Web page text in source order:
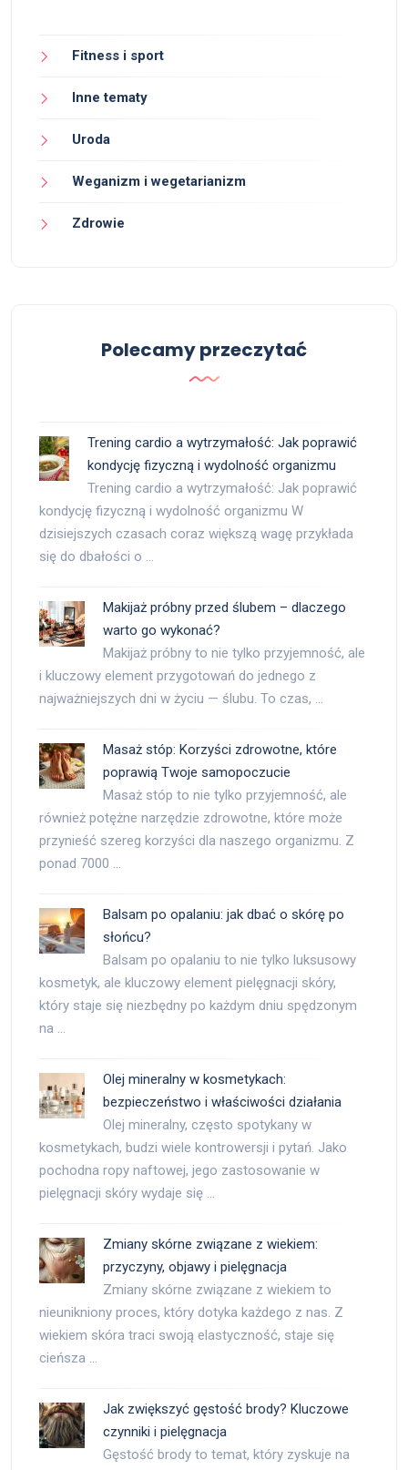
Fitness i sport
Inne tematy
Uroda
Weganizm i wegetarianizm
Zdrowie
Polecamy przeczytać
Trening cardio a wytrzymałość: Jak poprawić
kondycję fizyczną i wydolność organizmu
Trening cardio a wytrzymałość: Jak poprawić
kondycję fizyczną i wydolność organizmu W
dzisiejszych czasach coraz większą wagę przykłada
się do dbałości o …
Makijaż próbny przed ślubem – dlaczego
warto go wykonać?
Makijaż próbny to nie tylko przyjemność, ale
i kluczowy element przygotowań do jednego z
najważniejszych dni w życiu — ślubu. To czas, …
Masaż stóp: Korzyści zdrowotne, które
poprawią Twoje samopoczucie
Masaż stóp to nie tylko przyjemność, ale
również potężne narzędzie zdrowotne, które może
przynieść szereg korzyści dla naszego organizmu. Z
ponad 7000 …
Balsam po opalaniu: jak dbać o skórę po
słońcu?
Balsam po opalaniu to nie tylko luksusowy
kosmetyk, ale kluczowy element pielęgnacji skóry,
który staje się niezbędny po każdym dniu spędzonym
na …
Olej mineralny w kosmetykach:
bezpieczeństwo i właściwości działania
Olej mineralny, często spotykany w
kosmetykach, budzi wiele kontrowersji i pytań. Jako
pochodna ropy naftowej, jego zastosowanie w
pielęgnacji skóry wydaje się …
Zmiany skórne związane z wiekiem:
przyczyny, objawy i pielęgnacja
Zmiany skórne związane z wiekiem to
nieunikniony proces, który dotyka każdego z nas. Z
wiekiem skóra traci swoją elastyczność, staje się
cieńsza …
Jak zwiększyć gęstość brody? Kluczowe
czynniki i pielęgnacja
Gęstość brody to temat, który zyskuje na